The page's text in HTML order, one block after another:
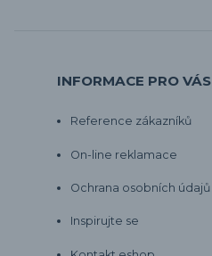
INFORMACE PRO VÁS
Reference zákazníků
On-line reklamace
Ochrana osobních údajů
Inspirujte se